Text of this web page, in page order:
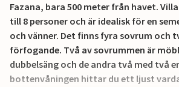
Fazana, bara 500 meter från havet.
till 8 personer och är idealisk för en
och vänner. Det finns fyra sovrum och
förfogande. Två av sovrummen är
dubbelsäng och de andra två med två
bottenvåningen hittar du ett ljust